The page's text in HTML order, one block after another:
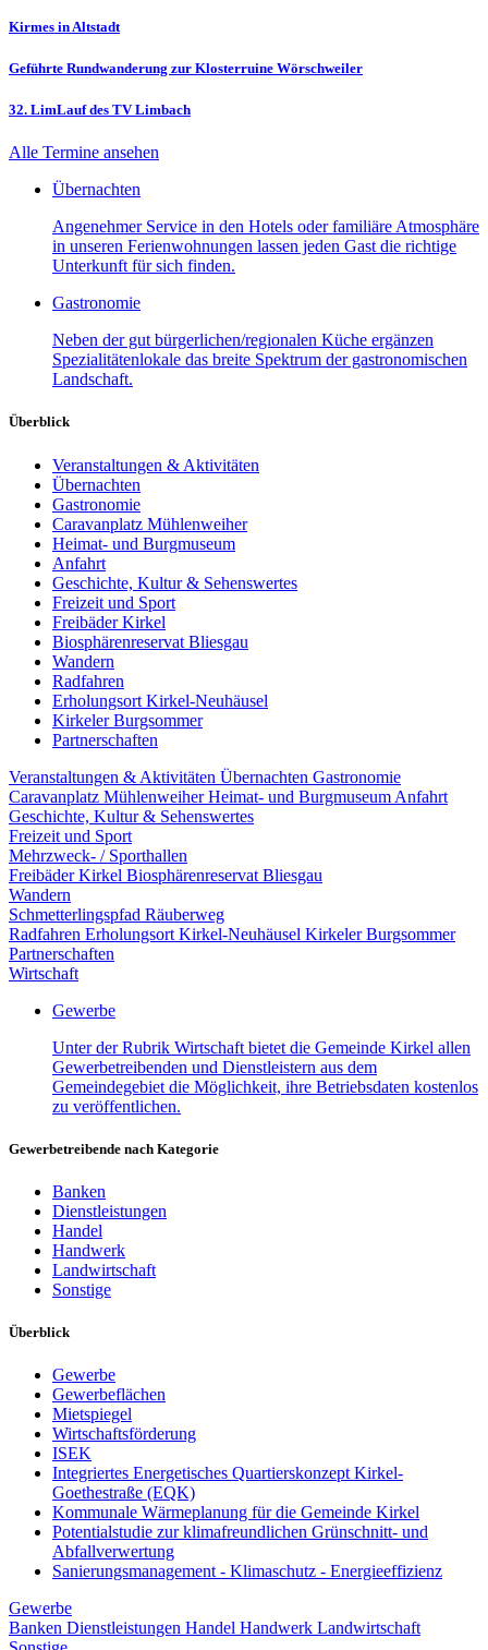
Kirmes in Altstadt
Geführte Rundwanderung zur Klosterruine Wörschweiler
32. LimLauf des TV Limbach
Alle Termine ansehen
Übernachten
Angenehmer Service in den Hotels oder familiäre Atmosphäre
in unseren Ferienwohnungen lassen jeden Gast die richtige
Unterkunft für sich finden.
Gastronomie
Neben der gut bürgerlichen/regionalen Küche ergänzen
Spezialitätenlokale das breite Spektrum der gastronomischen
Landschaft.
Überblick
Veranstaltungen & Aktivitäten
Übernachten
Gastronomie
Caravanplatz Mühlenweiher
Heimat- und Burgmuseum
Anfahrt
Geschichte, Kultur & Sehenswertes
Freizeit und Sport
Freibäder Kirkel
Biosphärenreservat Bliesgau
Wandern
Radfahren
Erholungsort Kirkel-Neuhäusel
Kirkeler Burgsommer
Partnerschaften
Veranstaltungen & Aktivitäten Übernachten Gastronomie
Caravanplatz MühlenweiherHeimat- und Burgmuseum Anfahrt
Geschichte, Kultur & Sehenswertes
Freizeit und Sport
Mehrzweck- / Sporthallen
Freibäder Kirkel Biosphärenreservat Bliesgau
Wandern
Schmetterlingspfad Räuberweg
Radfahren Erholungsort Kirkel-Neuhäusel Kirkeler Burgsommer
Partnerschaften
Wirtschaft
Gewerbe
Unter der Rubrik Wirtschaft bietet die Gemeinde Kirkel allen
Gewerbetreibenden und Dienstleistern aus dem
Gemeindegebiet die Möglichkeit, ihre Betriebsdaten kostenlos
zu veröffentlichen.
Gewerbetreibende nach Kategorie
Banken
Dienstleistungen
Handel
Handwerk
Landwirtschaft
Sonstige
Überblick
Gewerbe
Gewerbeflächen
Mietspiegel
Wirtschaftsförderung
ISEK
Integriertes Energetisches Quartierskonzept Kirkel-
Goethestraße (EQK)
Kommunale Wärmeplanung für die Gemeinde Kirkel
Potentialstudie zur klimafreundlichen Grünschnitt- und
Abfallverwertung
Sanierungsmanagement - Klimaschutz - Energieeffizienz
Gewerbe
Banken Dienstleistungen Handel Handwerk Landwirtschaft